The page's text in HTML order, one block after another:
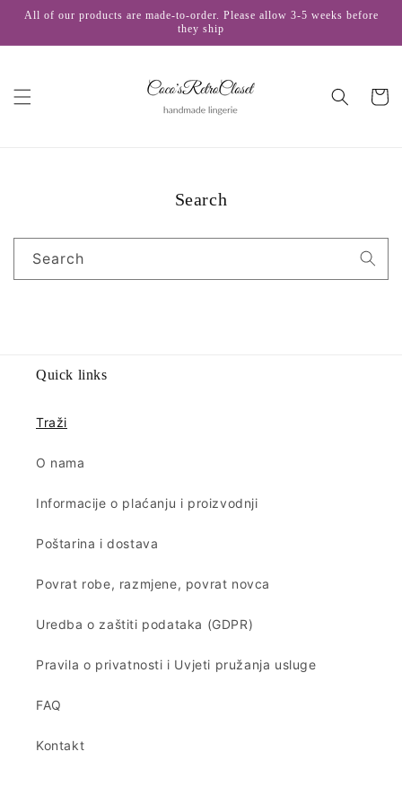
Skip to
All of our products are made-to-order. Please allow 3-5 weeks before
they ship
Cart
Search
Search
Quick links
Traži
O nama
Informacije o plaćanju i proizvodnji
Poštarina i dostava
Povrat robe, razmjene, povrat novca
Uredba o zaštiti podataka (GDPR)
Pravila o privatnosti i Uvjeti pružanja usluge
FAQ
Kontakt